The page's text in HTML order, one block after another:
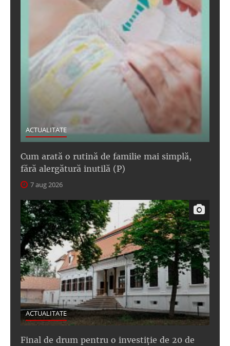
ACTUALITATE
Cum arată o rutină de familie mai simplă,
fără alergătură inutilă (P)
7 aug 2026
ACTUALITATE
Final de drum pentru o investiție de 20 de